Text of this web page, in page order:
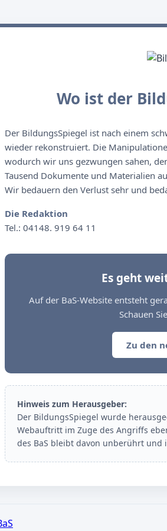
Wo ist der
Der BildungsSpiegel ist nach einem
wieder rekonstruiert. Die
wodurch wir uns gezwungen sahen,
Tausend Dokumente und Materialien
Wir bedauern den Verlust sehr und
Die Redaktion
Tel.: 04148. 919 64 11
Es geht
Auf der BaS-Website entsteht
Schauen
Zu den
Hinweis zum Herausgeber:
Der BildungsSpiegel wurde
Webauftritt im Zuge des Angriffs
des BaS bleibt davon unberührt und